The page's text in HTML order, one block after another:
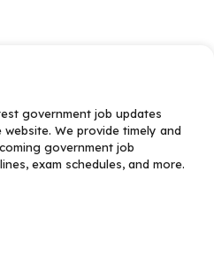
government job updates
We provide timely and
government job
exam schedules, and more.